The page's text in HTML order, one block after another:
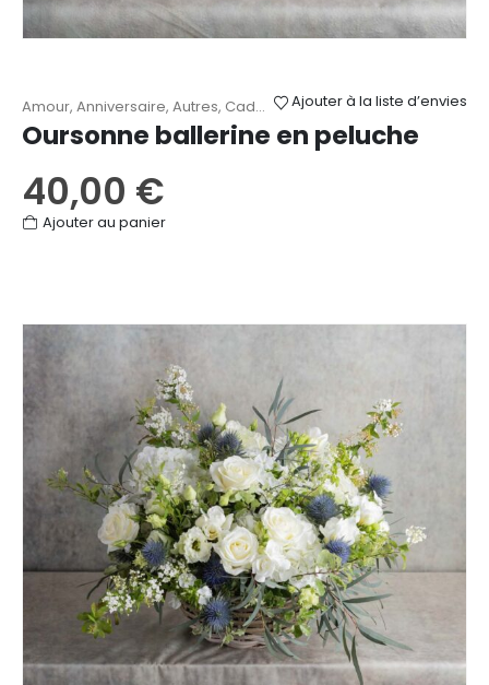
Ajouter à la liste d’envies
Amour, Anniversaire, Autres, Cadeaux ,Fête des Mères ,Naissance
Oursonne ballerine en peluche
40,00 €
Ajouter au panier